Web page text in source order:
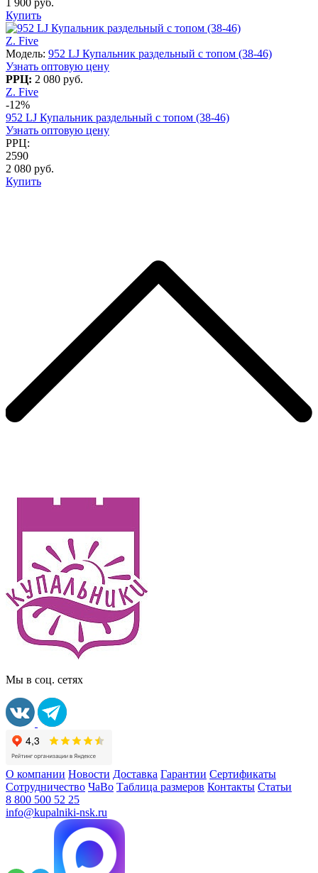
Купить
Z. Five
Модель: 952 LJ Купальник раздельный с топом (38-46)
Узнать оптовую цену
РРЦ: 2 080 руб.
Z. Five
-12%
952 LJ Купальник раздельный с топом (38-46)
Узнать оптовую цену
РРЦ:
2590
2 080 руб.
Купить
Мы в соц. сетях
О компании Новости Доставка Гарантии Сертификаты
Сотрудничество ЧаВо Таблица размеров Контакты Статьи
8 800 500 52 25
info@kupalniki-nsk.ru